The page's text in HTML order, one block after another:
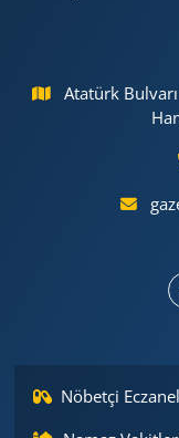
Atatürk
Nöbetçi